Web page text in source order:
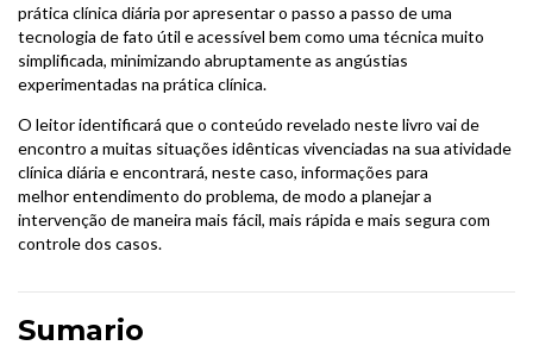
prática clínica diária por apresentar o passo a passo de uma
tecnologia de fato útil e acessível bem como uma técnica muito
simplificada, minimizando abruptamente as angústias
experimentadas na prática clínica.
O leitor identificará que o conteúdo revelado neste livro vai de
encontro a muitas situações idênticas vivenciadas na sua atividade
clínica diária e encontrará, neste caso, informações para
melhor entendimento do problema, de modo a planejar a
intervenção de maneira mais fácil, mais rápida e mais segura com
controle dos casos.
Sumario